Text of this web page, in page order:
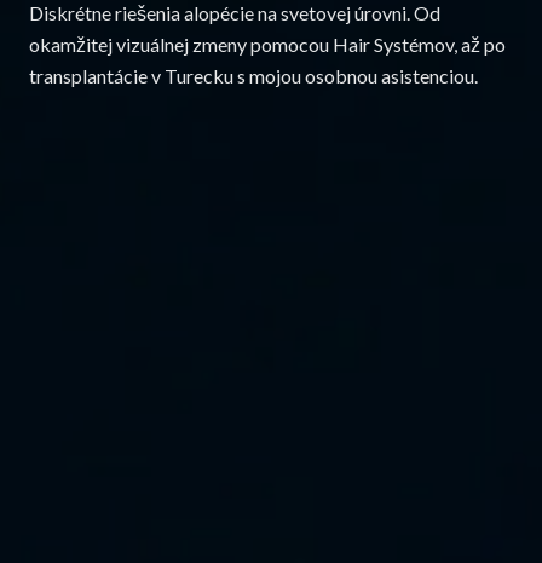
Diskrétne riešenia alopécie na svetovej úrovni. Od
okamžitej vizuálnej zmeny pomocou Hair Systémov, až po
transplantácie v Turecku s mojou osobnou asistenciou.